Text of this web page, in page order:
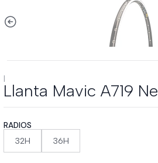
|
Llanta Mavic A719
RADIOS
32H 36H